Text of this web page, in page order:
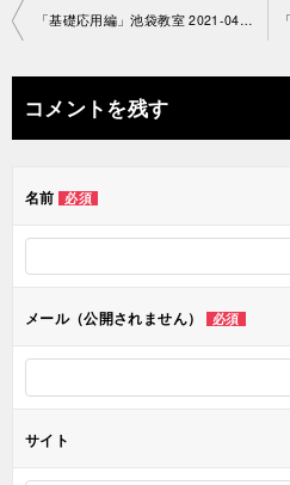
投
ナ
ビ
ー
ン
コメントを残す
名前 必須
メール（公開されません） 必須
サイト